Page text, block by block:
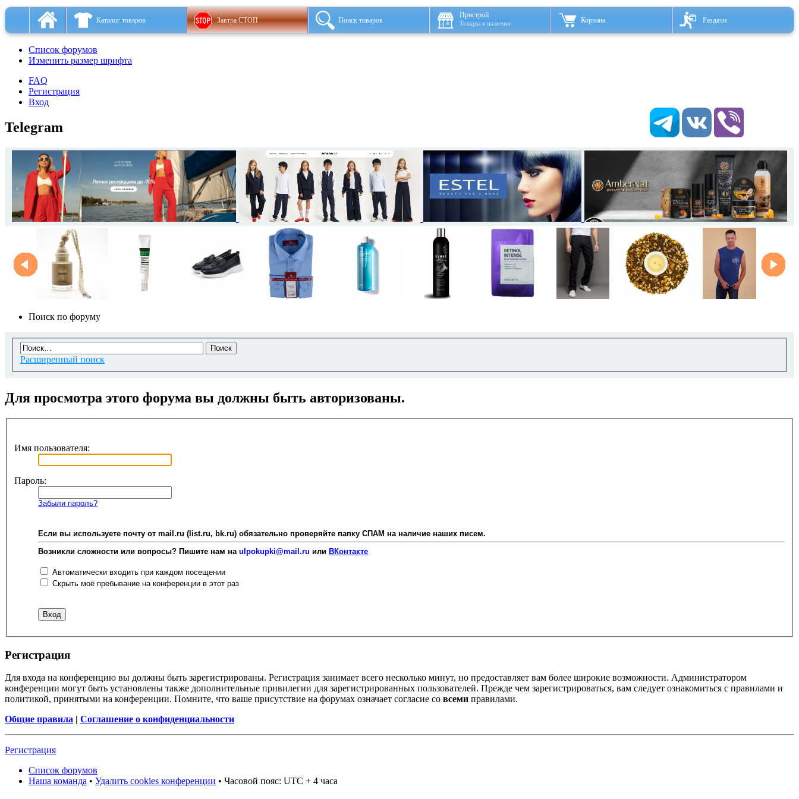
Каталог товаров Завтра СТОП Поиск товаров
Пристрой
Товары в наличии Корзина Раздачи
Список форумов
Изменить размер шрифта
FAQ
Регистрация
Вход
Telegram
Поиск по форуму
Расширенный поиск
Для просмотра этого форума вы должны быть авторизованы.
Имя пользователя:
Пароль:
Забыли пароль?
Если вы используете почту от mail.ru (list.ru, bk.ru) обязательно проверяйте папку СПАМ на наличие наших писем.
Возникли сложности или вопросы? Пишите нам на ulpokupki@mail.ru или ВКонтакте
Автоматически входить при каждом посещении
Скрыть моё пребывание на конференции в этот раз
Регистрация
Для входа на конференцию вы должны быть зарегистрированы. Регистрация занимает всего несколько минут, но предоставляет вам более широкие возможности. Администратором
конференции могут быть установлены также дополнительные привилегии для зарегистрированных пользователей. Прежде чем зарегистрироваться, вам следует ознакомиться с правилами и
политикой, принятыми на конференции. Помните, что ваше присутствие на форумах означает согласие со всеми правилами.
Общие правила | Соглашение о конфиденциальности
Регистрация
Список форумов
Наша команда • Удалить cookies конференции • Часовой пояс: UTC + 4 часа